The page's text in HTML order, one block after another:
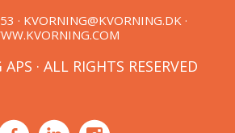
· KVORNING@KVORNING.DK·
· ALL RIGHTS RESERVED